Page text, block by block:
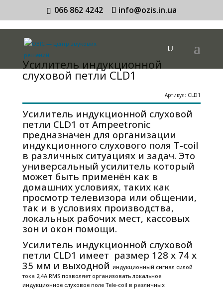
066 862 4242 info@ozis.in.ua
Усилитель индукционной
слуховой петли CLD1
Артикул: CLD1
Усилитель индукционной слуховой
петли CLD1 от Ampeetronic
предназначен для организации
индукционного слухового поля T-coil
в различных ситуациях и задач. Это
универсальный усилитель который
может быть применён как в
домашних условиях, таких как
просмотр телевизора или общении,
так и в условиях производства,
локальных рабочих мест, кассовых
зон и окон помощи.
Усилитель индукционной слуховой
петли CLD1 имеет размер 128 x 74 x
35 мм и выходной индукционный сигнал силой
тока 2,4А RMS позволяет организовать локальное
индукционное слуховое поле Tele-coil в различных